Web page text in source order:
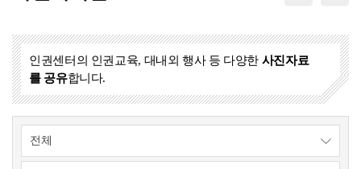
인권센터의 인권교육, 대내외 행사 등 다양한 사진자료
를 공유합니다.